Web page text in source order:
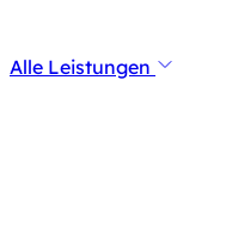
Alle Leistungen